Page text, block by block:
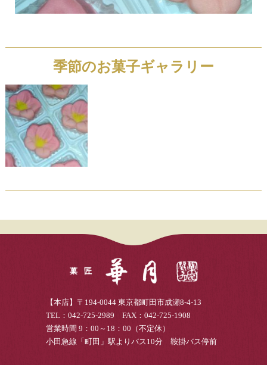
季節のお菓子ギャラリー
【本店】〒194-0044 東京都町田市成瀬8-4-13
TEL：042-725-2989 FAX：042-725-1908
営業時間 9：00～18：00（不定休）
小田急線「町田」駅よりバス10分 鞍掛バス停前